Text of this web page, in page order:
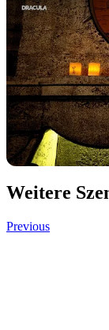
Weitere
Previous